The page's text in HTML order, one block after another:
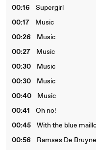
00:16
Supergirl
00:17
Music
00:26
Music
00:27
Music
00:30
Music
00:30
Music
00:40
Music
00:41
Oh no!
00:45
With the blue
00:56
Ramses De